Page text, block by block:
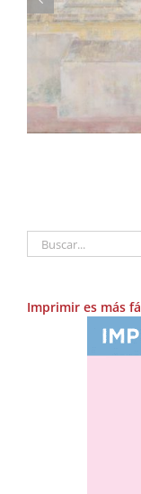
Buscar:
Imprimir es más